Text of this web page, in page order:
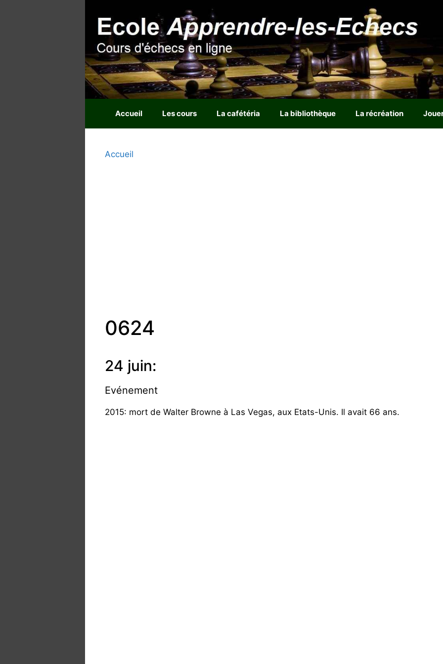
Accueil Les cours La cafétéria La bibliothèque La récréation
Accueil
0624
24 juin:
Evénement
2015: mort de Walter Browne à Las Vegas, aux Etats-Unis. Il avait 66 ans.